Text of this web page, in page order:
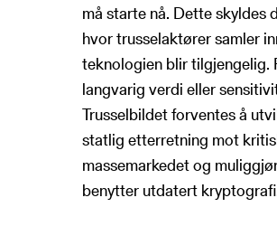
må starte nå. Dette skyldes
hvor trusselaktører samler
teknologien blir tilgjengelig.
langvarig verdi eller
Trusselbildet forventes å
statlig etterretning mot
massemarkedet og
benytter utdatert